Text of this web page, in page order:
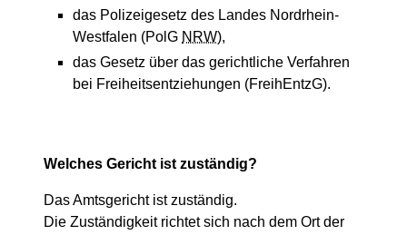
das Polizeigesetz des Landes Nordrhein-
Westfalen (PolG NRW),
das Gesetz über das gerichtliche Verfahren
bei Freiheitsentziehungen (FreihEntzG).
Welches Gericht ist zuständig?
Das Amtsgericht ist zuständig.
Die Zuständigkeit richtet sich nach dem Ort der